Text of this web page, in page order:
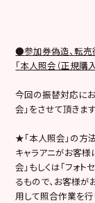
●参加券偽造、転売
「本人照会（正規購
今回の振替対応にお
会」をさせて頂きます
★「本人照会」の方
キャラアニがお客
会」もしくは「フォ
るもので、お客様が
用して照合作業を行